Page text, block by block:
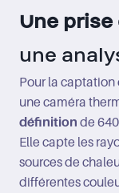
Une
une
Pour la
une caméra
définition de
Elle capte les
sources de
différentes